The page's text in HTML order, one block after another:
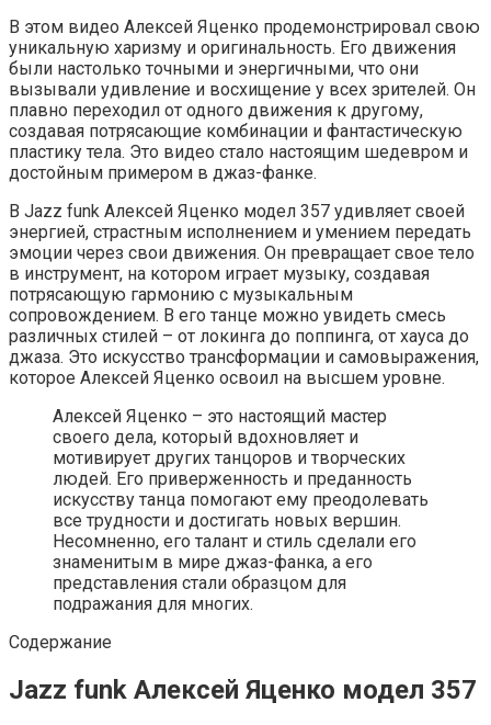
В этом видео Алексей Яценко продемонстрировал свою
уникальную харизму и оригинальность. Его движения
были настолько точными и энергичными, что они
вызывали удивление и восхищение у всех зрителей. Он
плавно переходил от одного движения к другому,
создавая потрясающие комбинации и фантастическую
пластику тела. Это видео стало настоящим шедевром и
достойным примером в джаз-фанке.
В Jazz funk Алексей Яценко модел 357 удивляет своей
энергией, страстным исполнением и умением передать
эмоции через свои движения. Он превращает свое тело
в инструмент, на котором играет музыку, создавая
потрясающую гармонию с музыкальным
сопровождением. В его танце можно увидеть смесь
различных стилей – от локинга до поппинга, от хауса до
джаза. Это искусство трансформации и самовыражения,
которое Алексей Яценко освоил на высшем уровне.
Алексей Яценко – это настоящий мастер
своего дела, который вдохновляет и
мотивирует других танцоров и творческих
людей. Его приверженность и преданность
искусству танца помогают ему преодолевать
все трудности и достигать новых вершин.
Несомненно, его талант и стиль сделали его
знаменитым в мире джаз-фанка, а его
представления стали образцом для
подражания для многих.
Содержание
Jazz funk Алексей Яценко модел 357